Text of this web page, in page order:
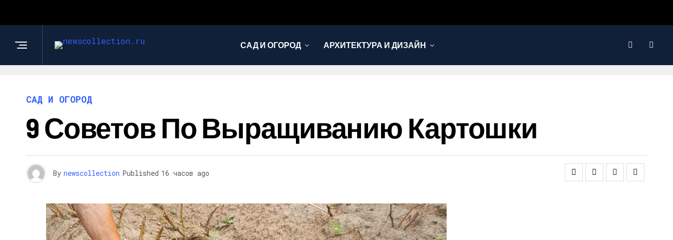
САД И ОГОРОД АРХИТЕКТУРА И ДИЗАЙН
САД И ОГОРОД
9 Советов По Выращиванию Картошки
By newscollection Published 16 часов ago